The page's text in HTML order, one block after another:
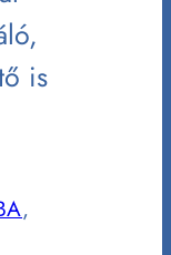
is
,